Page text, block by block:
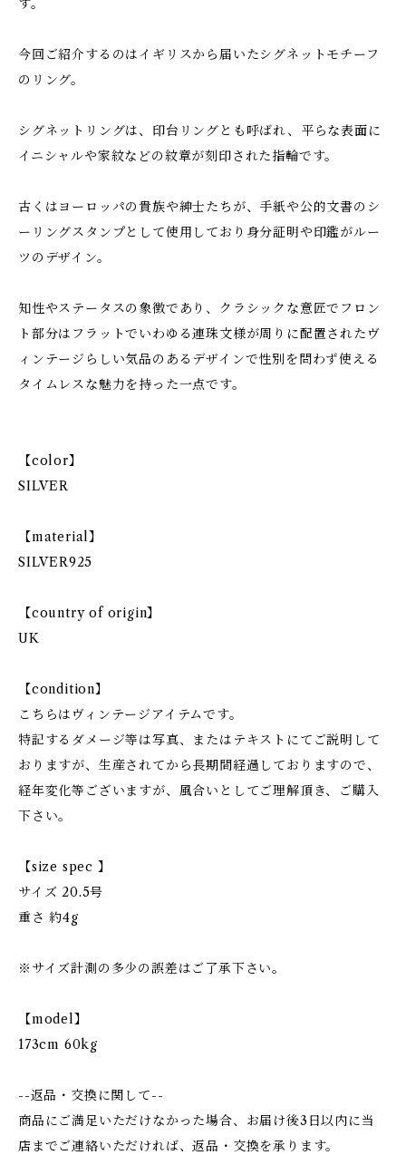
す。
今回ご紹介するのはイギリスから届いたシグネットモチーフ
のリング。
シグネットリングは、印台リングとも呼ばれ、平らな表面に
イニシャルや家紋などの紋章が刻印された指輪です。
古くはヨーロッパの貴族や紳士たちが、手紙や公的文書のシ
ーリングスタンプとして使用しており身分証明や印鑑がルー
ツのデザイン。
知性やステータスの象徴であり、クラシックな意匠でフロン
ト部分はフラットでいわゆる連珠文様が周りに配置されたヴ
ィンテージらしい気品のあるデザインで性別を問わず使える
タイムレスな魅力を持った一点です。
【color】
SILVER
【material】
SILVER925
【country of origin】
UK
【condition】
こちらはヴィンテージアイテムです。
特記するダメージ等は写真、またはテキストにてご説明して
おりますが、生産されてから長期間経過しておりますので、
経年変化等ございますが、風合いとしてご理解頂き、ご購入
下さい。
【size spec 】
サイズ 20.5号
重さ 約4g
※サイズ計測の多少の誤差はご了承下さい。
【model】
173cm 60kg
--返品・交換に関して--
商品にご満足いただけなかった場合、お届け後3日以内に当
店までご連絡いただければ、返品・交換を承ります。